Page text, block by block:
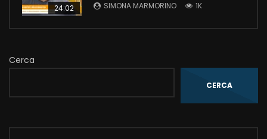
24:02 SIMONA MARMORINO 1K
Cerca
CERCA